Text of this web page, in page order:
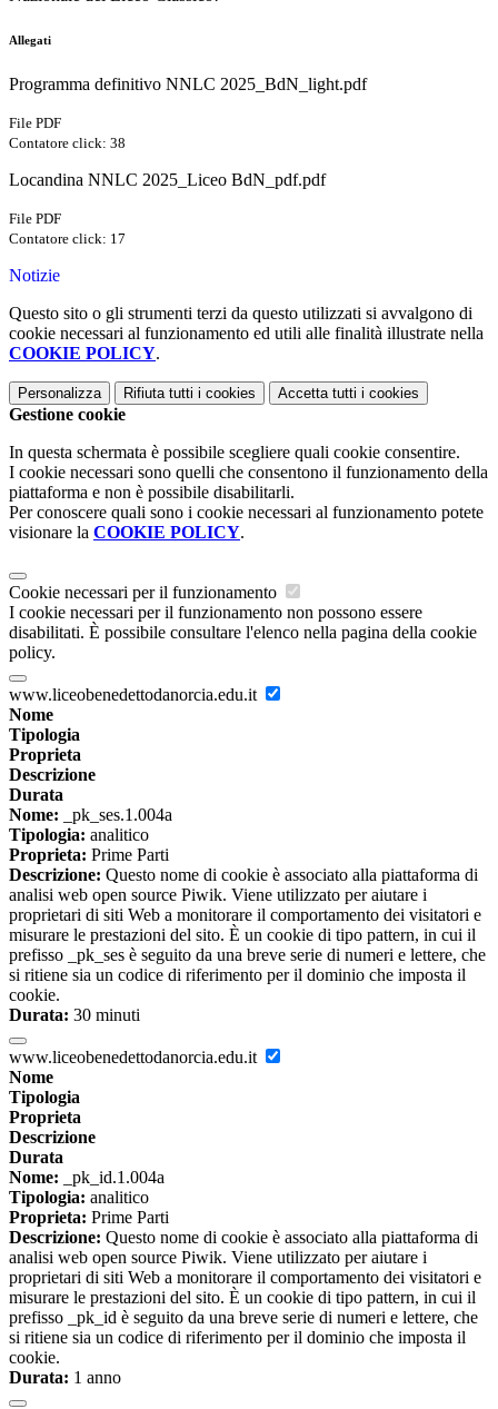
Allegati
Programma definitivo NNLC 2025_BdN_light.pdf
File PDF
Contatore click: 38
Locandina NNLC 2025_Liceo BdN_pdf.pdf
File PDF
Contatore click: 17
Notizie
Questo sito o gli strumenti terzi da questo utilizzati si avvalgono di
cookie necessari al funzionamento ed utili alle finalità illustrate nella
COOKIE POLICY.
Personalizza Rifiuta tutti i cookies Accetta tutti i cookies
Gestione cookie
In questa schermata è possibile scegliere quali cookie consentire.
I cookie necessari sono quelli che consentono il funzionamento della
piattaforma e non è possibile disabilitarli.
Per conoscere quali sono i cookie necessari al funzionamento potete
visionare la COOKIE POLICY.
Cookie necessari per il funzionamento
I cookie necessari per il funzionamento non possono essere
disabilitati. È possibile consultare l'elenco nella pagina della cookie
policy.
www.liceobenedettodanorcia.edu.it
Nome
Tipologia
Proprieta
Descrizione
Durata
Nome: _pk_ses.1.004a
Tipologia: analitico
Proprieta: Prime Parti
Descrizione: Questo nome di cookie è associato alla piattaforma di
analisi web open source Piwik. Viene utilizzato per aiutare i
proprietari di siti Web a monitorare il comportamento dei visitatori e
misurare le prestazioni del sito. È un cookie di tipo pattern, in cui il
prefisso _pk_ses è seguito da una breve serie di numeri e lettere, che
si ritiene sia un codice di riferimento per il dominio che imposta il
cookie.
Durata: 30 minuti
www.liceobenedettodanorcia.edu.it
Nome
Tipologia
Proprieta
Descrizione
Durata
Nome: _pk_id.1.004a
Tipologia: analitico
Proprieta: Prime Parti
Descrizione: Questo nome di cookie è associato alla piattaforma di
analisi web open source Piwik. Viene utilizzato per aiutare i
proprietari di siti Web a monitorare il comportamento dei visitatori e
misurare le prestazioni del sito. È un cookie di tipo pattern, in cui il
prefisso _pk_id è seguito da una breve serie di numeri e lettere, che
si ritiene sia un codice di riferimento per il dominio che imposta il
cookie.
Durata: 1 anno